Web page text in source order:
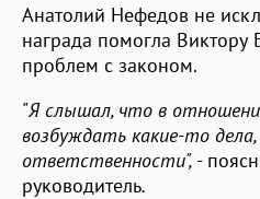
Анатолий Нефедов не
награда помогла Виктору
проблем с законом.
"Я слышал, что в
возбуждать какие-то дела,
ответственности", -
руководитель.